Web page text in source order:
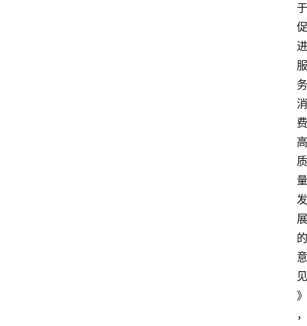
于
促
进
服
务
消
费
高
质
量
发
展
的
意
见
》
，